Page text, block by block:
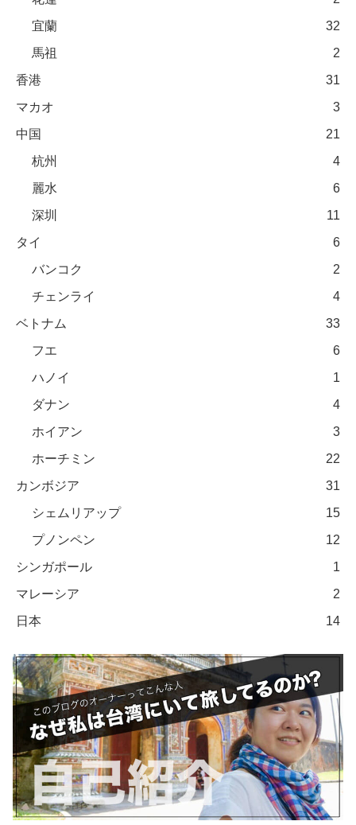
宜蘭
32
馬祖
2
香港
31
マカオ
3
中国
21
杭州
4
麗水
6
深圳
11
タイ
6
バンコク
2
チェンライ
4
ベトナム
33
フエ
6
ハノイ
1
ダナン
4
ホイアン
3
ホーチミン
22
カンボジア
31
シェムリアップ
15
プノンペン
12
シンガポール
1
マレーシア
2
日本
14